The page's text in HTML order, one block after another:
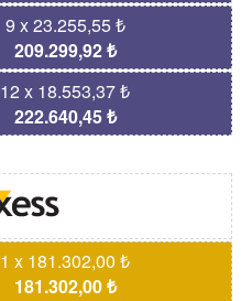
9 x 23.255,55 ₺
209.299,92 ₺
12 x 18.553,37 ₺
222.640,45 ₺
1 x 181.302,00 ₺
181.302,00 ₺